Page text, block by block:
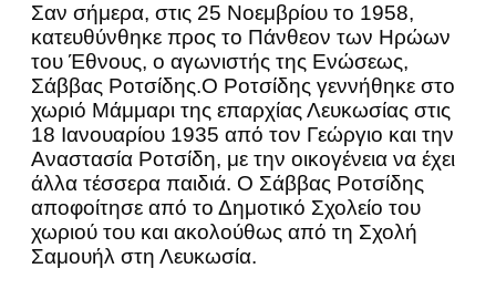
Σαν σήμερα, στις 25 Νοεμβρίου το 1958,
κατευθύνθηκε προς το Πάνθεον των Ηρώων
του Έθνους, ο αγωνιστής της Ενώσεως,
Σάββας Ροτσίδης.Ο Ροτσίδης γεννήθηκε στο
χωριό Μάμμαρι της επαρχίας Λευκωσίας στις
18 Ιανουαρίου 1935 από τον Γεώργιο και την
Αναστασία Ροτσίδη, με την οικογένεια να έχει
άλλα τέσσερα παιδιά. Ο Σάββας Ροτσίδης
αποφοίτησε από το Δημοτικό Σχολείο του
χωριού του και ακολούθως από τη Σχολή
Σαμουήλ στη Λευκωσία.